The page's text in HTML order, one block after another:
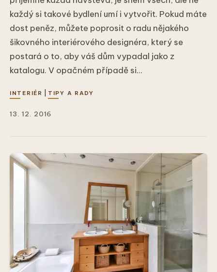
každý si takové bydlení umí i vytvořit. Pokud máte
dost peněz, můžete poprosit o radu nějakého
šikovného interiérového designéra, který se
postará o to, aby váš dům vypadal jako z
katalogu. V opačném případě si...
INTERIÉR TIPY A RADY
13. 12. 2016